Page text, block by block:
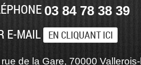
03 84 78 38 39
E-MAIL EN CLIQUANT ICI
de la Gare, 70000